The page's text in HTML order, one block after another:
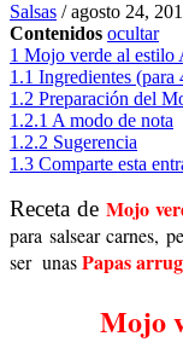
Salsas /agosto 24,
Contenidos ocultar
1 Mojo verde al estilo
1.1 Ingredientes (para
1.2 Preparación del
1.2.1 A modo de nota
1.2.2 Sugerencia
1.3 Comparte esta
Receta de Mojo
para salsear carnes,
ser unasPapas
Mojo